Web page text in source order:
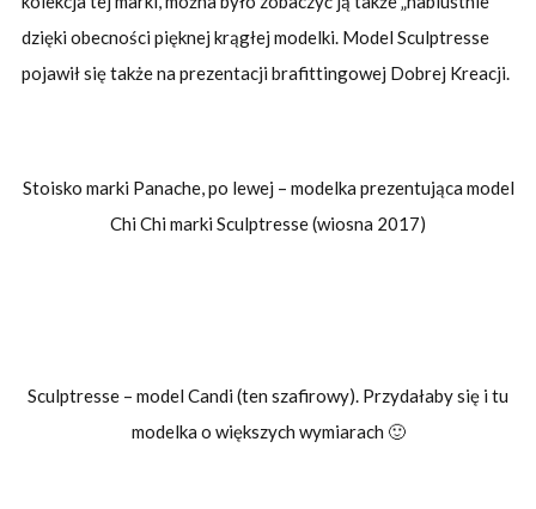
dzięki obecności pięknej krągłej modelki. Model Sculptresse
pojawił się także na prezentacji brafittingowej Dobrej Kreacji.
Stoisko marki Panache, po lewej – modelka prezentująca model
Chi Chi marki Sculptresse (wiosna 2017)
Sculptresse – model Candi (ten szafirowy). Przydałaby się i tu
modelka o większych wymiarach 🙂